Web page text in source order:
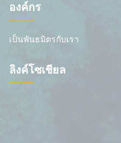
องค์กร
เป็นพันธมิตรกับเรา
ลิงค์โซเชียล